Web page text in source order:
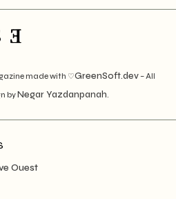
made with ♡GreenSoft.dev– All
byNegar Yazdanpanah.
Ouest